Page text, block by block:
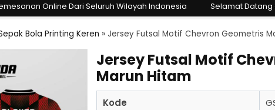
Online Dari Seluruh Wilayah Indonesia Selamat Datang di
Bola Printing Keren » Jersey Futsal Motif Chevron Geometris
Jersey Futsal Motif
Marun Hitam
Kode